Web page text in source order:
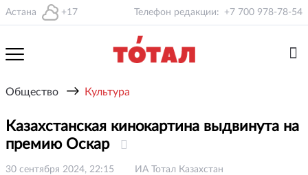
Астана +17 Телефон редакции: +7 700 978-78-54
Общество → Культура
Казахстанская кинокартина выдвинута на
премию Оскар
30 сентября 2024, 22:15 ИА Тотал Казахстан